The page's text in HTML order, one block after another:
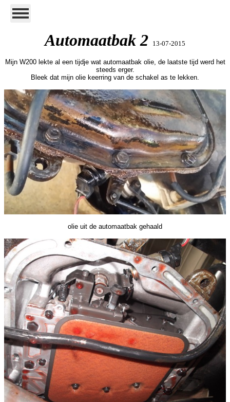
Automaatbak 2 13-07-2015
Mijn W200 lekte al een tijdje wat automaatbak olie, de laatste tijd werd het
steeds erger.
Bleek dat mijn olie keerring van de schakel as te lekken.
olie uit de automaatbak gehaald